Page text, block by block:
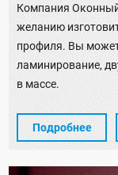
Компания
желанию
профиля. Вы
ламинирование,
в массе.
Подробнее